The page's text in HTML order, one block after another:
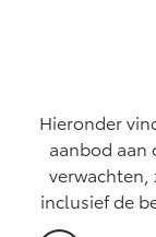
Hieronder
aanbod aan
inclusief de